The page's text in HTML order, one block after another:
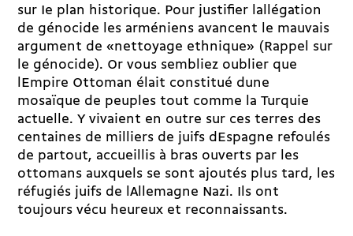
sur Ie plan historique. Pour justifier lallégation
de génocide les arméniens avancent le mauvais
argument de «nettoyage ethnique» (Rappel sur
le génocide). Or vous sembliez oublier que
lEmpire Ottoman élait constitué dune
mosaïque de peuples tout comme la Turquie
actuelle. Y vivaient en outre sur ces terres des
centaines de milliers de juifs dEspagne refoulés
de partout, accueillis à bras ouverts par les
ottomans auxquels se sont ajoutés plus tard, les
réfugiés juifs de lAllemagne Nazi. Ils ont
toujours vécu heureux et reconnaissants.